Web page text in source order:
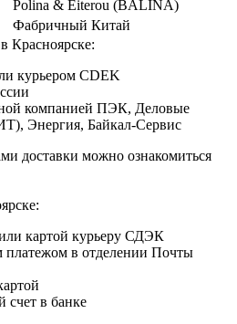
Polina & Eiterou (BALINA)
Фабричный Китай
Красноярске:
курьером CDEK
компанией ПЭК, Деловые
Энергия, Байкал-Сервис
доставки можно ознакомиться
картой курьеру СДЭК
в отделении Почты
счет в банке